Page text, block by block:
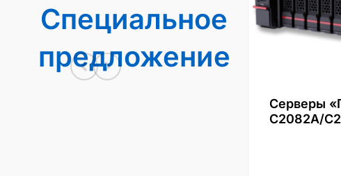
Специальное
предложение
Серверы
С2082А/